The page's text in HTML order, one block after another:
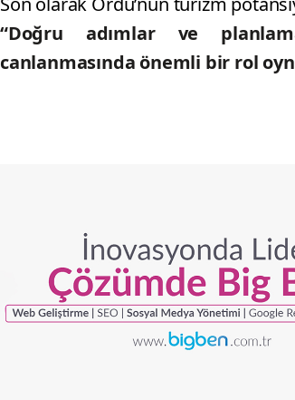
“Doğru adımlar ve
canlanmasında önemli bir rol